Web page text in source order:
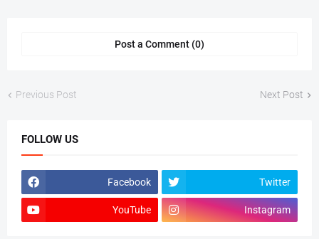
Post a Comment (0)
Previous Post Next Post
FOLLOW US
Facebook Twitter
YouTube Instagram